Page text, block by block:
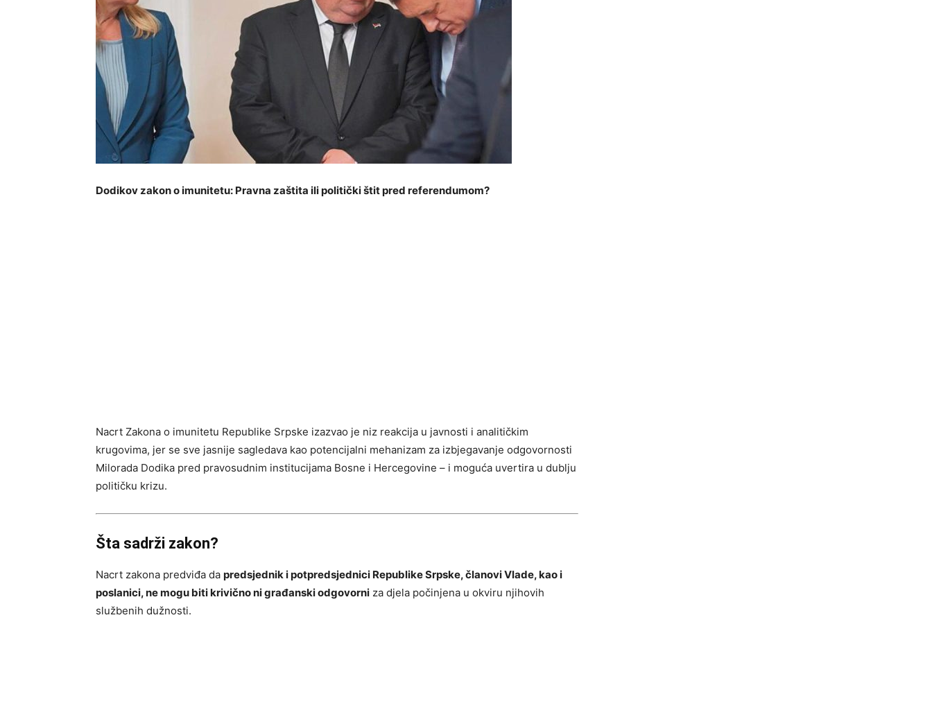
Dodikov zakon o imunitetu: Pravna zaštita ili politički štit pred referendumom?
Nacrt Zakona o imunitetu Republike Srpske izazvao je niz reakcija u javnosti i analitičkim
krugovima, jer se sve jasnije sagledava kao potencijalni mehanizam za izbjegavanje odgovornosti
Milorada Dodika pred pravosudnim institucijama Bosne i Hercegovine – i moguća uvertira u dublju
političku krizu.
Šta sadrži zakon?
Nacrt zakona predviđa da predsjednik i potpredsjednici Republike Srpske, članovi Vlade, kao i
poslanici, ne mogu biti krivično ni građanski odgovorni za djela počinjena u okviru njihovih
službenih dužnosti.